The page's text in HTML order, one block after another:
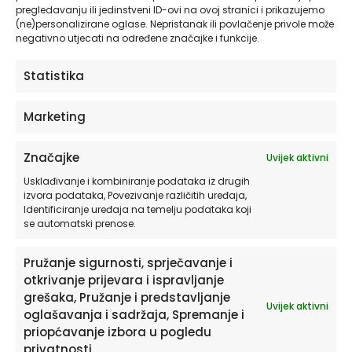
pregledavanju ili jedinstveni ID-ovi na ovoj stranici i prikazujemo
(ne)personalizirane oglase. Nepristanak ili povlačenje privole može
negativno utjecati na određene značajke i funkcije.
Statistika
Marketing
Značajke
Uvijek aktivni
Usklađivanje i kombiniranje podataka iz drugih
izvora podataka, Povezivanje različitih uređaja,
Identificiranje uređaja na temelju podataka koji
se automatski prenose.
Pružanje sigurnosti, sprječavanje i
otkrivanje prijevara i ispravljanje
grešaka, Pružanje i predstavljanje
oglašavanja i sadržaja, Spremanje i
priopćavanje izbora u pogledu
Uvijek aktivni
Tapete za Dječju Sobu | Pink Farm Charm®
od27,90 €
ODABERITE OPCIJE
odabrati
na
stranici